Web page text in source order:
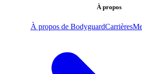
À propos
À propos de BodyguardCarrières